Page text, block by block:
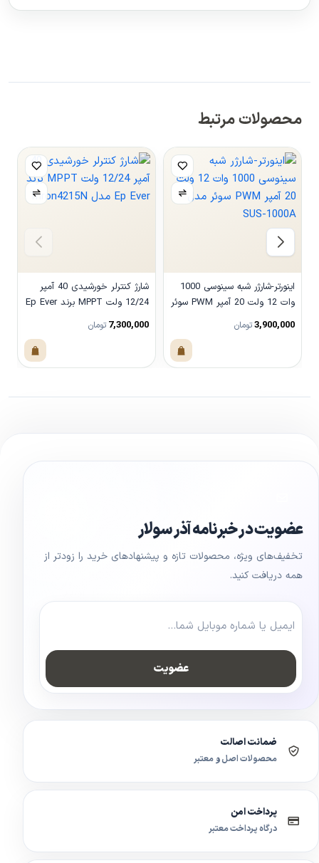
محصولات مرتبط
اینورتر-شارژر شبه سینوسی 1000
وات 12 ولت 20 آمپر PWM سوئر
مدل SUS-1000A
3,900,000تومان
شارژ کنترلر خورشیدی 40 آمپر
12/24 ولت MPPT برند Ep Ever
مدل Triron4215N
7,300,000 تومان
عضویت در خبرنامه آذر سولار
تخفیف‌های ویژه، محصولات تازه و پیشنهادهای خرید را زودتر از
همه دریافت کنید.
عضویت
ضمانت اصالت
محصولات اصل و معتبر
پرداخت امن
درگاه پرداخت معتبر